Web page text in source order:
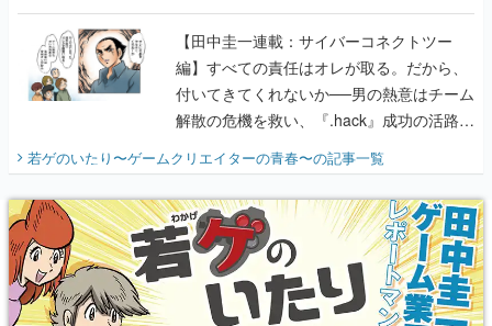
に行って、より理解を深めよう【PR】
【田中圭一連載：サイバーコネクトツー
編】すべての責任はオレが取る。だから、
付いてきてくれないか──男の熱意はチーム
解散の危機を救い、『.hack』成功の活路を
開く。業界の快男児・松山 洋に流れる血は
『少年ジャンプ』色だった【若ゲのいた
り】
若ゲのいたり〜ゲームクリエイターの青春〜の記事一覧